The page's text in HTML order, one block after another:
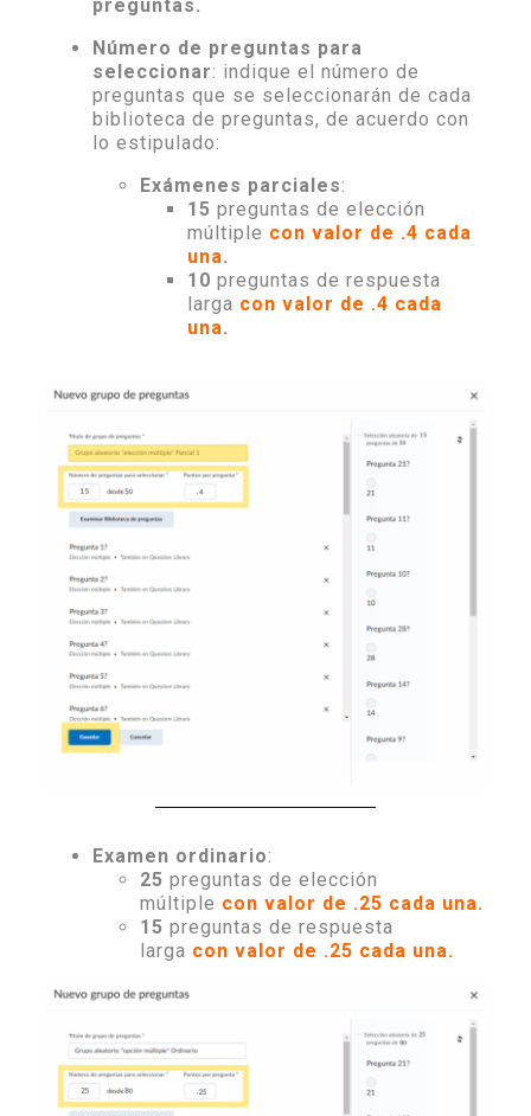
preguntas.
Número de preguntas para
seleccionar: indique el número de
preguntas que se seleccionarán de cada
biblioteca de preguntas, de acuerdo con
lo estipulado:
Exámenes parciales:
15 preguntas de elección
múltiple con valor de .4 cada
una.
10 preguntas de respuesta
larga con valor de .4 cada
una.
Examen ordinario:
25 preguntas de elección
múltiple con valor de .25 cada una.
15 preguntas de respuesta
larga con valor de .25 cada una.